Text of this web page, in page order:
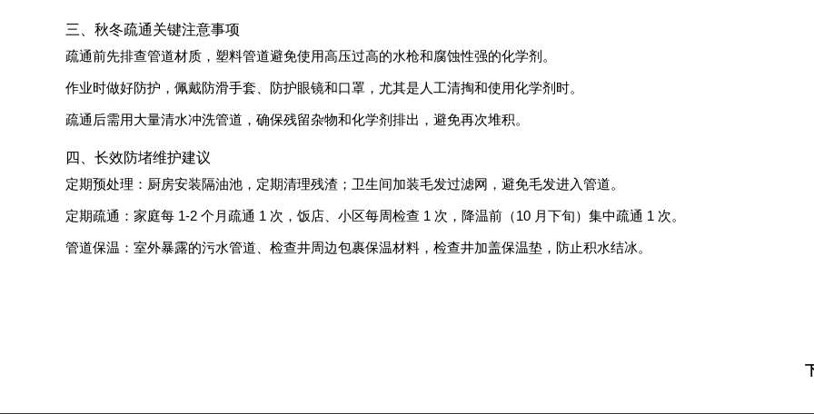
三、秋冬疏通关键注意事项
疏通前先排查管道材质，塑料管道避免使用高压过高的水枪和腐蚀性强的化学剂。
作业时做好防护，佩戴防滑手套、防护眼镜和口罩，尤其是人工清掏和使用化学剂时。
疏通后需用大量清水冲洗管道，确保残留杂物和化学剂排出，避免再次堆积。
四、长效防堵维护建议
定期预处理：厨房安装隔油池，定期清理残渣；卫生间加装毛发过滤网，避免毛发进入管道。
定期疏通：家庭每 1-2 个月疏通 1 次，饭店、小区每周检查 1 次，降温前（10 月下旬）集中疏通 1 次。
管道保温：室外暴露的污水管道、检查井周边包裹保温材料，检查井加盖保温垫，防止积水结冰。